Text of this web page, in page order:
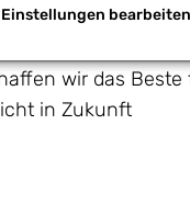
Familie und Beruf
wir das Beste
in Zukunft
Einstellungen bearbeiten